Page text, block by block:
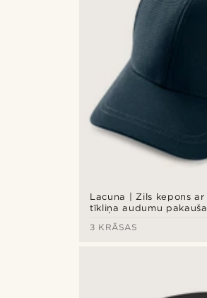
Lacuna | Zils kepons ar
tīkliņa audumu pakauša
3 KRĀSAS